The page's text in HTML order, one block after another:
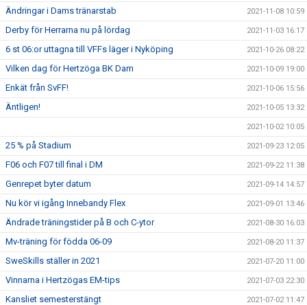
Ändringar i Dams tränarstab 2021-11-08 10:59
Derby för Herrarna nu på lördag 2021-11-03 16:17
6 st 06:or uttagna till VFFs läger i Nyköping 2021-10-26 08:22
Vilken dag för Hertzöga BK Dam 2021-10-09 19:00
Enkät från SvFF! 2021-10-06 15:56
Äntligen! 2021-10-05 13:32
2021-10-02 10:05
25 % på Stadium 2021-09-23 12:05
F06 och F07 till final i DM 2021-09-22 11:38
Genrepet byter datum 2021-09-14 14:57
Nu kör vi igång Innebandy Flex 2021-09-01 13:46
Ändrade träningstider på B och C-ytor 2021-08-30 16:03
Mv-träning för födda 06-09 2021-08-20 11:37
SweSkills ställer in 2021 2021-07-20 11:00
Vinnarna i Hertzögas EM-tips 2021-07-03 22:30
Kansliet semesterstängt 2021-07-02 11:47